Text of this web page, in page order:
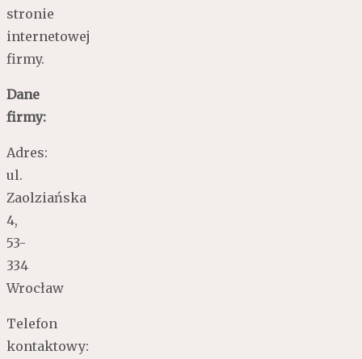
stronie
internetowej
firmy.
Dane
firmy:
Adres:
ul.
Zaolziańska
4,
53-
334
Wrocław
Telefon
kontaktowy: